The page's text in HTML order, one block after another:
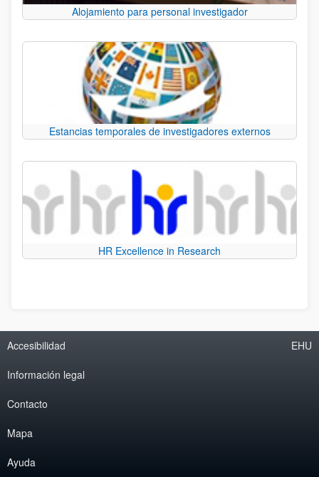
Alojamiento para personal investigador
Estancias temporales de investigadores externos
HR Excellence in Research
Accesibilidad
Información legal
Contacto
Mapa
Ayuda
EHU